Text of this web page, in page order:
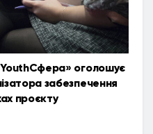
оголошує
забезпечення
проєкту